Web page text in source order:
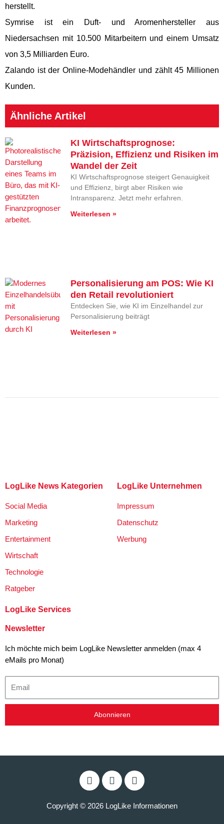
herstellt.
Symrise ist ein Duft- und Aromenhersteller aus
Niedersachsen mit 10.500 Mitarbeitern und einem Umsatz
von 3,5 Milliarden Euro.
Zalando ist der Online-Modehändler und zählt 45 Millionen
Kunden.
Ähnliche Artikel
KI Wirtschaftsprognose:
Präzision, Effizienz und Risiken im
Wandel der Zeit
KI Wirtschaftsprognose steigert Genauigkeit
und Effizienz, birgt aber Risiken wie
Intransparenz. Jetzt mehr erfahren.
Weiterlesen »
Personalisierung am POS: Wie KI
den Retail revolutioniert
Entdecken Sie, wie KI im Einzelhandel zur
Personalisierung beiträgt
Weiterlesen »
LogLike News Kategorien
Social Media
Marketing
Entertainment
Wirtschaft
Technologie
Ratgeber
LogLike Unternehmen
Impressum
Datenschutz
Werbung
LogLike Services
Newsletter
Ich möchte mich beim LogLike Newsletter anmelden (max 4
eMails pro Monat)
Abonnieren
F
a
e
T
w
t
Y
o
t
Copyright © 2026 LogLike Informationen